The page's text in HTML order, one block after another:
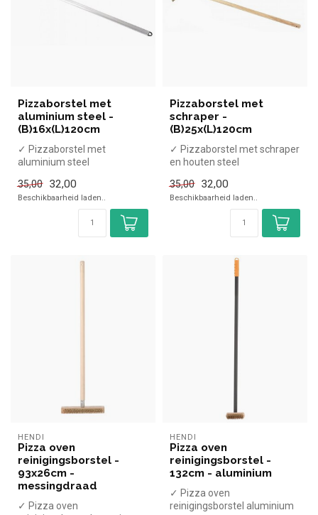
Pizzaborstel met
aluminium steel -
(B)16x(L)120cm
✓ Pizzaborstel met
aluminium steel
35,00
32,00
Beschikbaarheid laden..
Pizzaborstel met
schraper -
(B)25x(L)120cm
✓ Pizzaborstel met schraper
en houten steel
35,00
32,00
Beschikbaarheid laden..
HENDI
Pizza oven
reinigingsborstel -
93x26cm -
messingdraad
✓ Pizza oven
HENDI
Pizza oven
reinigingsborstel -
132cm - aluminium
✓ Pizza oven
reinigingsborstel aluminium